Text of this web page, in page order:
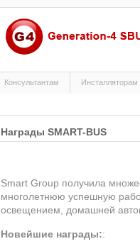
Консультантам Инсталляторам
Награды SMART-BUS
Smart Group получила
многолетнюю успешную
освещением, домашней
Новейшие награды::